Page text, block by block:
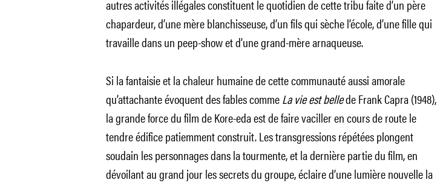
autres activités illégales constituent le quotidien de cette tribu faite d’un père
chapardeur, d’une mère blanchisseuse, d’un fils qui sèche l’école, d’une fille qui
travaille dans un peep-show et d’une grand-mère arnaqueuse.
Si la fantaisie et la chaleur humaine de cette communauté aussi amorale
qu’attachante évoquent des fables commeLa vie est bellede Frank Capra (1948),
la grande force du film de Kore-eda est de faire vaciller en cours de route le
tendre édifice patiemment construit. Les transgressions répétées plongent
soudain les personnages dans la tourmente, et la dernière partie du film, en
dévoilant au grand jour les secrets du groupe, éclaire d’une lumière nouvelle la